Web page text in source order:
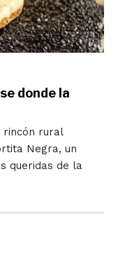
donde la
rincón rural
Negra, un
queridas de la